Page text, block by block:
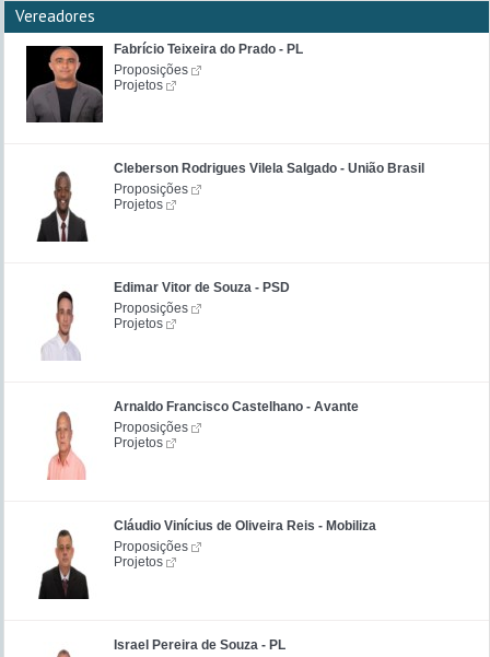
Vereadores
Fabrício Teixeira do Prado - PL
Proposições
Projetos
Cleberson Rodrigues Vilela Salgado - União Brasil
Proposições
Projetos
Edimar Vitor de Souza - PSD
Proposições
Projetos
Arnaldo Francisco Castelhano - Avante
Proposições
Projetos
Cláudio Vinícius de Oliveira Reis - Mobiliza
Proposições
Projetos
Israel Pereira de Souza - PL